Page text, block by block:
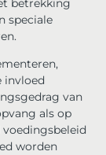
betrekking
speciale
invloed
van
als op
worden